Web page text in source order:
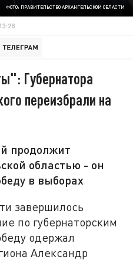
ФОТО: ПРАВИТЕЛЬСТВО АРХАНГЕЛЬСКОЙ ОБЛАСТИ
Губернатора
переизбрали на
продолжит
областью - он
в выборах
завершилось
по губернаторским
одержал
Александр